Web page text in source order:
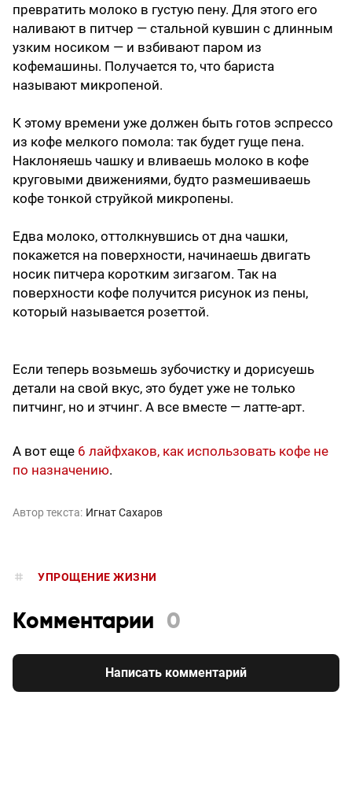
превратить молоко в густую пену. Для этого его
наливают в питчер — стальной кувшин с длинным
узким носиком — и взбивают паром из
кофемашины. Получается то, что бариста
называют микропеной.
К этому времени уже должен быть готов эспрессо
из кофе мелкого помола: так будет гуще пена.
Наклоняешь чашку и вливаешь молоко в кофе
круговыми движениями, будто размешиваешь
кофе тонкой струйкой микропены.
Едва молоко, оттолкнувшись от дна чашки,
покажется на поверхности, начинаешь двигать
носик питчера коротким зигзагом. Так на
поверхности кофе получится рисунок из пены,
который называется розеттой.
Если теперь возьмешь зубочистку и дорисуешь
детали на свой вкус, это будет уже не только
питчинг, но и этчинг. А все вместе — латте-арт.
А вот еще 6 лайфхаков, как использовать кофе не
по назначению.
Автор текста: Игнат Сахаров
УПРОЩЕНИЕ ЖИЗНИ
Комментарии 0
Написать комментарий